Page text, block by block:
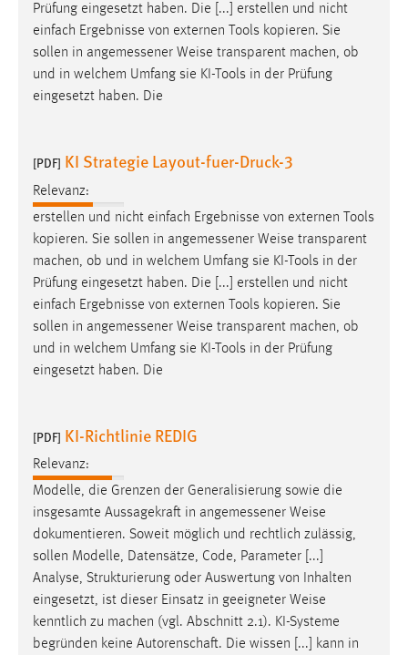
Prüfung eingesetzt haben. Die [...] erstellen und nicht
einfach Ergebnisse von externen Tools kopieren. Sie
sollen in angemessener Weise transparent machen, ob
und in welchem Umfang sie KI-Tools in der Prüfung
eingesetzt haben. Die
[PDF] KI Strategie Layout-fuer-Druck-3
Relevanz:
erstellen und nicht einfach Ergebnisse von externen Tools
kopieren. Sie sollen in angemessener Weise transparent
machen, ob und in welchem Umfang sie KI-Tools in der
Prüfung eingesetzt haben. Die [...] erstellen und nicht
einfach Ergebnisse von externen Tools kopieren. Sie
sollen in angemessener Weise transparent machen, ob
und in welchem Umfang sie KI-Tools in der Prüfung
eingesetzt haben. Die
[PDF] KI-Richtlinie REDIG
Relevanz:
Modelle, die Grenzen der Generalisierung sowie die
insgesamte Aussagekraft in angemessener Weise
dokumentieren. Soweit möglich und rechtlich zulässig,
sollen Modelle, Datensätze, Code, Parameter [...]
Analyse, Strukturierung oder Auswertung von Inhalten
eingesetzt, ist dieser Einsatz in geeigneter Weise
kenntlich zu machen (vgl. Abschnitt 2.1). KI-Systeme
begründen keine Autorenschaft. Die wissen [...] kann in
Chat
Name:
MibewSessionID, MIBEW_UserID, mibew_locale, mibew-
Zweck:
Wird benötigt um die Chatfunktion nutzen zu können.
Cookie Laufzeit:
5e9dbeb1811c0446 = Sitzungslaufzeit, mibew_locale = 3
Jahre, MIBEW_UserID = 1 Jahr
Login
Name:
fe_user, be_user, be_lastLoginProvider
Dieser Cookie ist notwendig um sich an der Website
Cookie Laufzeit:
STATISTIK
Statistik Cookies erfassen Informationen anonym.
Diese Informationen helfen uns zu verstehen, wie
unsere Besucher unsere Website nutzen.